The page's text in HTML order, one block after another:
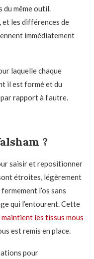
du même outil.
et les différences de
immédiatement
laquelle chaque
il est formé et du
rapport à l’autre.
?
saisir et repositionner
étroites, légèrement
l’os sans
qui l’entourent. Cette
maintient les tissus mous
est remis en place.
pour